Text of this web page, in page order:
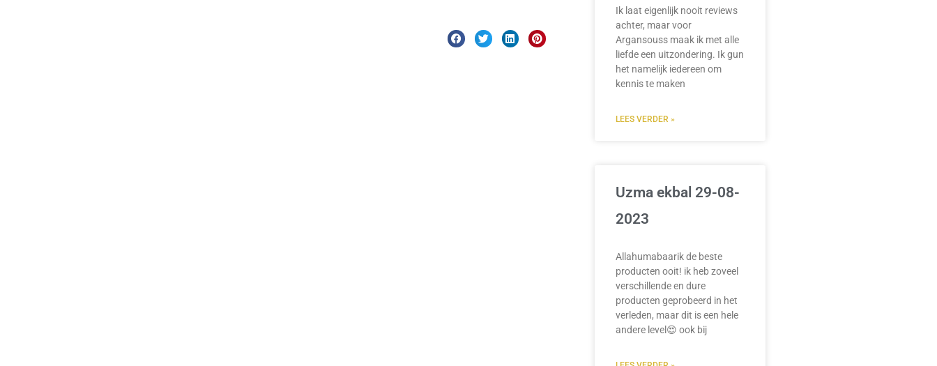
Ik laat eigenlijk nooit reviews
achter, maar voor
Argansouss maak ik met alle
liefde een uitzondering. Ik gun
het namelijk iedereen om
kennis te maken
LEES VERDER »
Uzma ekbal 29-08-
2023
Allahumabaarik de beste
producten ooit! ik heb zoveel
verschillende en dure
producten geprobeerd in het
verleden, maar dit is een hele
andere level😍 ook bij